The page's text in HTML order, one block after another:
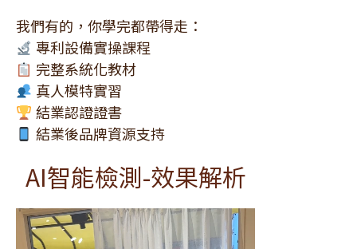
我們有的，你學完都帶得走：
專利設備實操課程
完整系統化教材
真人模特實習
結業認證證書
結業後品牌資源支持
AI智能檢測-效果解析